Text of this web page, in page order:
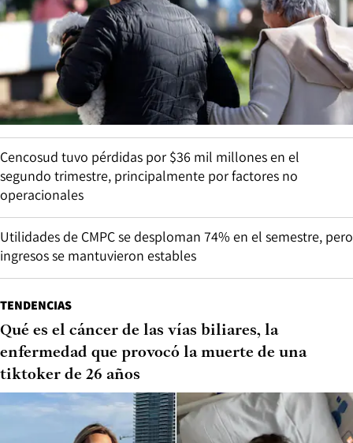
Cencosud tuvo pérdidas por $36 mil millones en el
segundo trimestre, principalmente por factores no
operacionales
Utilidades de CMPC se desploman 74% en el semestre, pero
ingresos se mantuvieron estables
TENDENCIAS
Qué es el cáncer de las vías biliares, la
enfermedad que provocó la muerte de una
tiktoker de 26 años